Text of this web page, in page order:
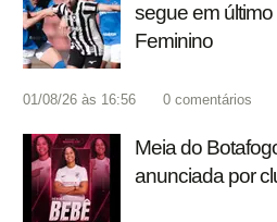
segue em
Feminino
01/08/26 às 16:56 0 comentários
Meia do
anunciada por